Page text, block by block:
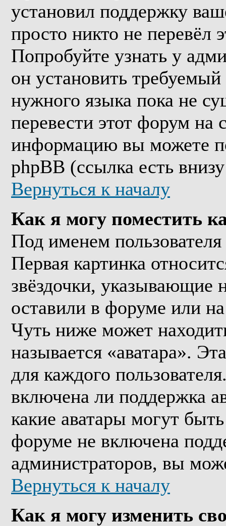
установил поддержку
просто никто не перевёл
Попробуйте узнать у
он установить
нужного языка пока не
перевести этот форум
информацию вы можете
phpBB (ссылка есть
Вернуться к началу
Как я могу поместить
Под именем
Первая картинка
звёздочки, указывающие
оставили в форуме или
Чуть ниже может
называется «аватара».
для каждого
включена ли поддержка
какие аватары могут
форуме не включена
администраторов, вы
Вернуться к началу
Как я могу изменить